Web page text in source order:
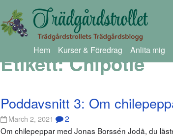
Hem Kurser & Föredrag Anlita mig
Etikett:Chipotle
Poddavsnitt 3: Om
March 2, 2021 2
Om chilepeppar med Jonas Borssén Jodå, du